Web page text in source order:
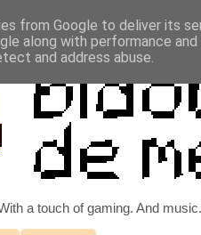
a touch of gaming. And
from Google to deliver its
along with performance
and address abuse.